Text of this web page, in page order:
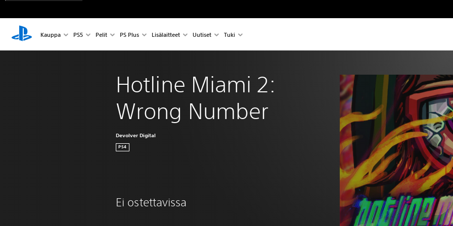
Kauppa PS5 Pelit PS Plus Lisälaitteet Uutiset Tuki
Hotline Miami 2:
Wrong Number
Devolver Digital
PS4
Ei ostettavissa